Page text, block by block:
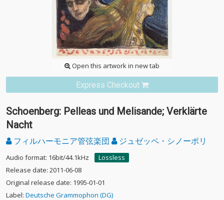
Open this artwork in new tab
Express Checkout
Schoenberg: Pelleas und Melisande; Verklärte
Nacht
フィルハーモニア管弦楽団 ジュゼッペ・シノーポリ
Audio format: 16bit/44.1kHz
Lossless
Release date: 2011-06-08
Original release date: 1995-01-01
Label: Deutsche Grammophon (DG)